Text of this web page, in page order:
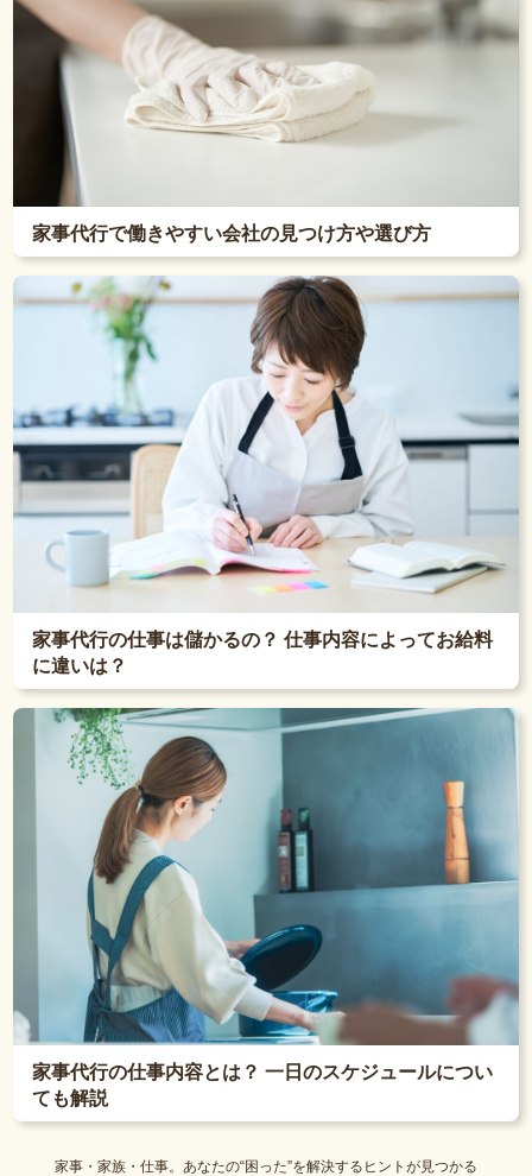
家事代行で働きやすい会社の見つけ方や選び方
家事代行の仕事は儲かるの？ 仕事内容によってお給料
に違いは？
家事代行の仕事内容とは？ 一日のスケジュールについ
ても解説
家事・家族・仕事。あなたの“困った”を解決するヒントが見つかる